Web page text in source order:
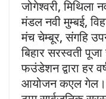
जोगेश्वरी, मिथिला
मंडल नवी मुम्बई,
मंच चेम्बूर, संगहि
बिहार सरस्वती
फउंडेशन द्वारा हर
आयोजन कएल गेल।